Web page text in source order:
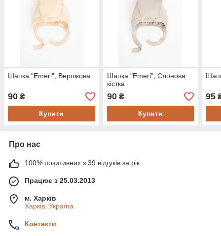
Шапка "Emeri", Вершкова
90 ₴
Купити
Шапка "Emeri", Слонова
кістка
90₴
Купити
95
Про нас
100% позитивних з 39 відгуків за рік
Працює з 25.03.2013
м. Харків
Харків, Україна
Контакти